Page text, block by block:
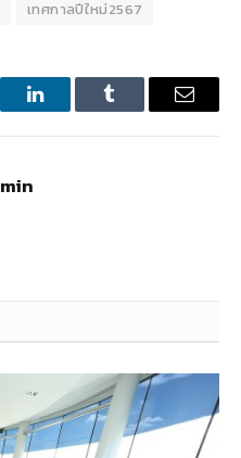
เทศกาลปีใหม่2567
LinkedInTumblr Email